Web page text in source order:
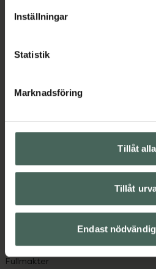
lagligheten av behandling som
Inställningar
Statistik
Marknadsföring
Tillåt alla
Tillåt
Endast
syd till Lappland i norr, och
datorn. Oavsett vem du är så
hjälpa just dig att må lite
med oss.
Kundservice
Vanliga frågor
Hitta apotek
Leverans, betalning och retur
App
Om recept och läkemedel
Fullmakter